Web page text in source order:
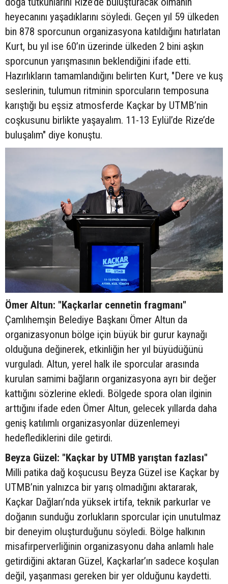
heyecanını yaşadıklarını söyledi. Geçen yıl 59 ülkeden
bin 878 sporcunun organizasyona katıldığını hatırlatan
Kurt, bu yıl ise 60’ın üzerinde ülkeden 2 bini aşkın
sporcunun yarışmasının beklendiğini ifade etti.
Hazırlıkların tamamlandığını belirten Kurt, "Dere ve kuş
seslerinin, tulumun ritminin sporcuların temposuna
karıştığı bu eşsiz atmosferde Kaçkar by UTMB’nin
coşkusunu birlikte yaşayalım. 11-13 Eylül’de Rize’de
buluşalım" diye konuştu.
Ömer Altun: "Kaçkarlar cennetin fragmanı"
Çamlıhemşin Belediye Başkanı Ömer Altun da
organizasyonun bölge için büyük bir gurur kaynağı
olduğuna değinerek, etkinliğin her yıl büyüdüğünü
vurguladı. Altun, yerel halk ile sporcular arasında
kurulan samimi bağların organizasyona ayrı bir değer
kattığını sözlerine ekledi. Bölgede spora olan ilginin
arttığını ifade eden Ömer Altun, gelecek yıllarda daha
geniş katılımlı organizasyonlar düzenlemeyi
hedeflediklerini dile getirdi.
Beyza Güzel: "Kaçkar by UTMB yarıştan fazlası"
Milli patika dağ koşucusu Beyza Güzel ise Kaçkar by
UTMB’nin yalnızca bir yarış olmadığını aktararak,
Kaçkar Dağları’nda yüksek irtifa, teknik parkurlar ve
doğanın sunduğu zorlukların sporcular için unutulmaz
bir deneyim oluşturduğunu söyledi. Bölge halkının
misafirperverliğinin organizasyonu daha anlamlı hale
getirdiğini aktaran Güzel, Kaçkarlar’ın sadece koşulan
değil, yaşanması gereken bir yer olduğunu kaydetti.